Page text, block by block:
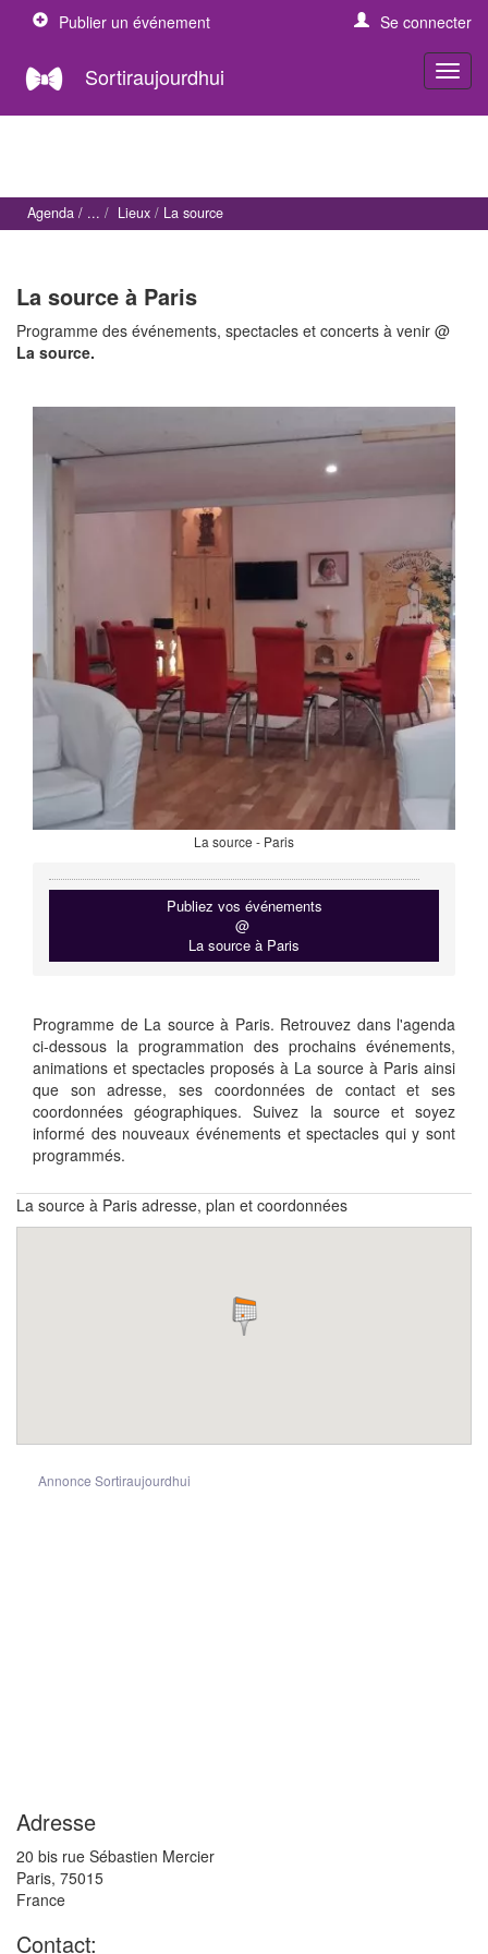
Publier un événement Se connecter
Sortiraujourdhui
Agenda Lieux La source
La source à Paris
Programme des événements, spectacles et concerts à venir @
La source.
La source - Paris
Publiez vos événements
@
La source à Paris
Programme de La source à Paris. Retrouvez dans l'agenda
ci-dessous la programmation des prochains événements,
animations et spectacles proposés à La source à Paris ainsi
que son adresse, ses coordonnées de contact et ses
coordonnées géographiques. Suivez la source et soyez
informé des nouveaux événements et spectacles qui y sont
programmés.
La source à Paris adresse, plan et coordonnées
Annonce Sortiraujourdhui
Adresse
20 bis rue Sébastien Mercier
Paris, 75015
France
Contact: